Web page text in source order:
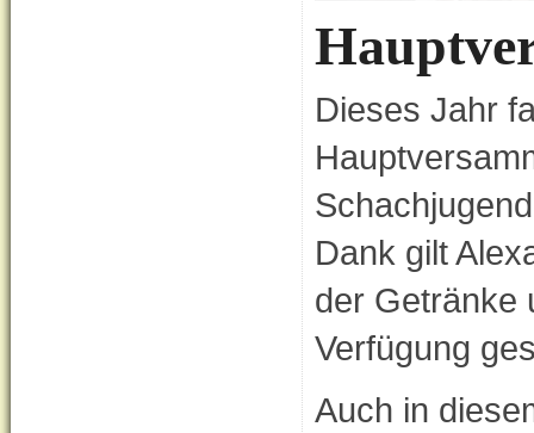
Dieses Jahr
Dank gilt
der Getränke
Verfügung
Auch in